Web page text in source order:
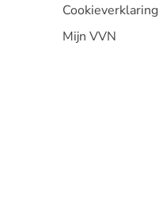
Cookieverklaring
Mijn VVN